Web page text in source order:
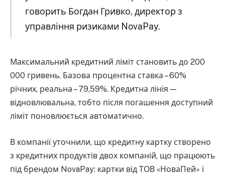
говорить Богдан Гривко, директор з
управління ризиками NovaPay.
Максимальний кредитний ліміт становить до 200
000 гривень. Базова процентна ставка – 60%
річних, реальна – 79,59%. Кредитна лінія —
відновлювальна, тобто після погашення доступний
ліміт поновлюється автоматично.
В компанії уточнили, що кредитну картку створено
з кредитних продуктів двох компаній, що працюють
під брендом NovaPay: картки від ТОВ «НоваПей» і